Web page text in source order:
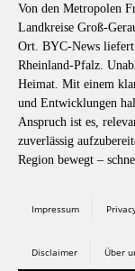
Von den Metropolen
Landkreise Groß-
Ort. BYC-News liefert
Rheinland-Pfalz.
Heimat. Mit einem
und Entwicklungen
Anspruch ist es,
zuverlässig
Region bewegt –
Impressum
Disclaimer Über